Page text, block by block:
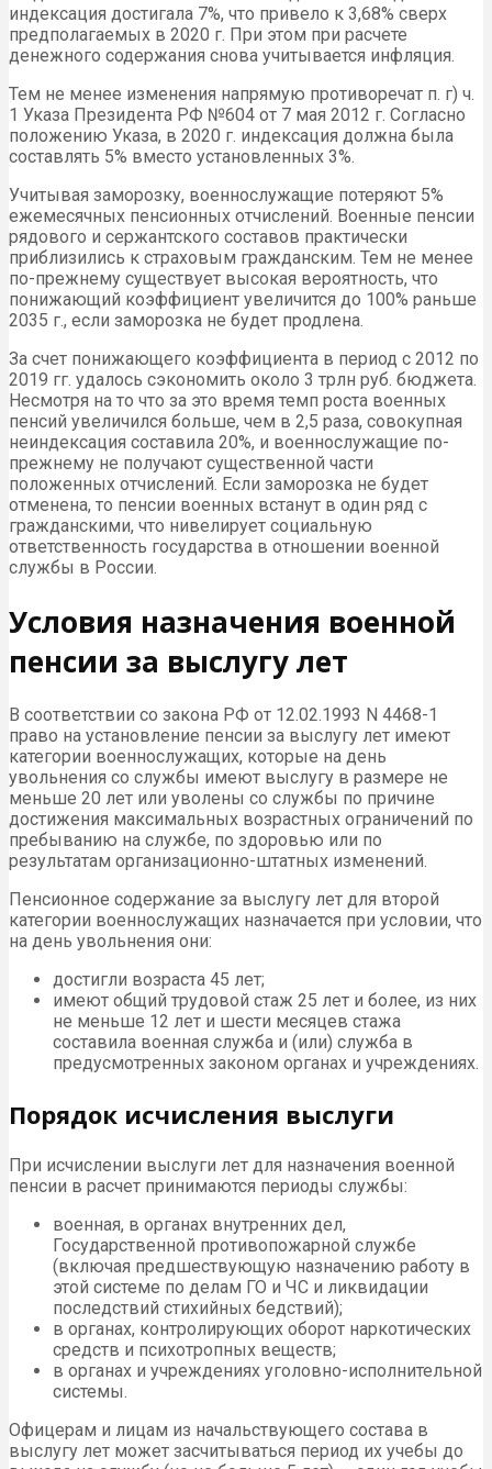
индексация достигала 7%, что привело к 3,68% сверх
предполагаемых в 2020 г. При этом при расчете
денежного содержания снова учитывается инфляция.
Тем не менее изменения напрямую противоречат п. г) ч.
1 Указа Президента РФ №604 от 7 мая 2012 г. Согласно
положению Указа, в 2020 г. индексация должна была
составлять 5% вместо установленных 3%.
Учитывая заморозку, военнослужащие потеряют 5%
ежемесячных пенсионных отчислений. Военные пенсии
рядового и сержантского составов практически
приблизились к страховым гражданским. Тем не менее
по-прежнему существует высокая вероятность, что
понижающий коэффициент увеличится до 100% раньше
2035 г., если заморозка не будет продлена.
За счет понижающего коэффициента в период с 2012 по
2019 гг. удалось сэкономить около 3 трлн руб. бюджета.
Несмотря на то что за это время темп роста военных
пенсий увеличился больше, чем в 2,5 раза, совокупная
неиндексация составила 20%, и военнослужащие по-
прежнему не получают существенной части
положенных отчислений. Если заморозка не будет
отменена, то пенсии военных встанут в один ряд с
гражданскими, что нивелирует социальную
ответственность государства в отношении военной
службы в России.
Условия назначения военной
пенсии за выслугу лет
В соответствии со закона РФ от 12.02.1993 N 4468-1
право на установление пенсии за выслугу лет имеют
категории военнослужащих, которые на день
увольнения со службы имеют выслугу в размере не
меньше 20 лет или уволены со службы по причине
достижения максимальных возрастных ограничений по
пребыванию на службе, по здоровью или по
результатам организационно-штатных изменений.
Пенсионное содержание за выслугу лет для второй
категории военнослужащих назначается при условии, что
на день увольнения они:
достигли возраста 45 лет;
имеют общий трудовой стаж 25 лет и более, из них
не меньше 12 лет и шести месяцев стажа
составила военная служба и (или) служба в
предусмотренных законом органах и учреждениях.
Порядок исчисления выслуги
При исчислении выслуги лет для назначения военной
пенсии в расчет принимаются периоды службы:
военная, в органах внутренних дел,
Государственной противопожарной службе
(включая предшествующую назначению работу в
этой системе по делам ГО и ЧС и ликвидации
последствий стихийных бедствий);
в органах, контролирующих оборот наркотических
средств и психотропных веществ;
в органах и учреждениях уголовно-исполнительной
системы.
Офицерам и лицам из начальствующего состава в
выслугу лет может засчитываться период их учебы до